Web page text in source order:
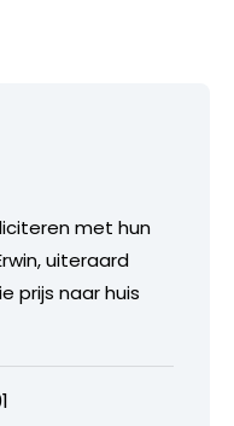
met hun
uiteraard
prijs naar huis